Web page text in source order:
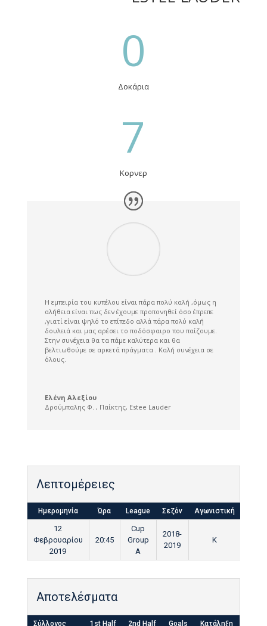
0
Δοκάρια
7
Κορνερ
Η εμπειρία του κυπέλου είναι πάρα πολύ καλή ,όμως η
αλήθεια είναι πως δεν έχουμε προπονηθεί όσο έπρεπε
,γιατί είναι ψηλό το επίπεδο αλλά πάρα πολύ καλή
δουλειά και μας αρέσει το ποδόσφαιρο που παίζουμε.
Στην συνέχεια θα τα πάμε καλύτερα και θα
βελτιωθούμε σε αρκετά πράγματα . Καλή συνέχεια σε
όλους.
Ελένη Αλεξίου
Δρούμπαλης Φ. , Παίκτης, Estee Lauder
Λεπτομέρειες
Ημερομηνία Ώρα League Σεζόν Αγωνιστική
12
Φεβρουαρίου
2019
20:45
Cup
Group
A
2018-
2019
K
Αποτελέσματα
Σύλλογος 1st Half 2nd Half Goals Κατάληξη